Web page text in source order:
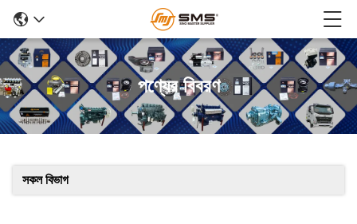
পণ্যের বিবরণ
সকল বিভাগ